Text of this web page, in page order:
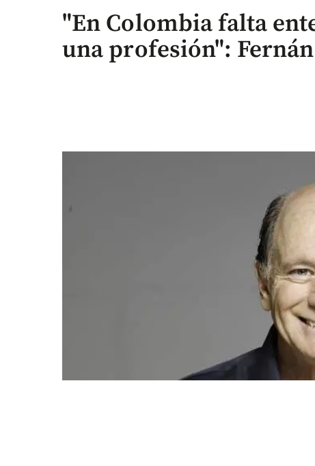
"En Colombia falta
una profesión":